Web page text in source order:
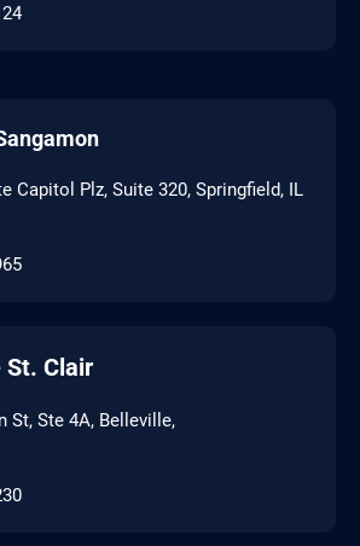
Capitol Plz, Suite 320, Springfield, IL
St. Clair
St, Ste 4A, Belleville,